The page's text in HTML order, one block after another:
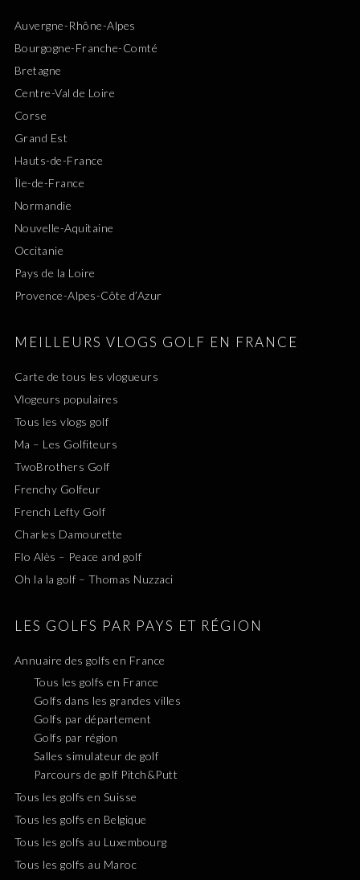
Auvergne-Rhône-Alpes
Bourgogne-Franche-Comté
Bretagne
Centre-Val de Loire
Corse
Grand Est
Hauts-de-France
Île-de-France
Normandie
Nouvelle-Aquitaine
Occitanie
Pays de la Loire
Provence-Alpes-Côte d’Azur
MEILLEURS VLOGS GOLF EN FRANCE
Carte de tous les vlogueurs
Vlogeurs populaires
Tous les vlogs golf
Ma – Les Golfiteurs
TwoBrothers Golf
Frenchy Golfeur
French Lefty Golf
Charles Damourette
Flo Alès – Peace and golf
Oh la la golf – Thomas Nuzzaci
LES GOLFS PAR PAYS ET RÉGION
Annuaire des golfs en France
Tous les golfs en France
Golfs dans les grandes villes
Golfs par département
Golfs par région
Salles simulateur de golf
Parcours de golf Pitch&Putt
Tous les golfs en Suisse
Tous les golfs en Belgique
Tous les golfs au Luxembourg
Tous les golfs au Maroc